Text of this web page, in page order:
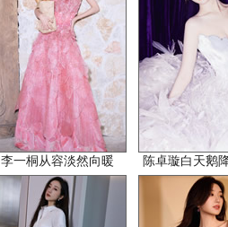
李一桐从容淡然向暖 陈卓璇白天鹅